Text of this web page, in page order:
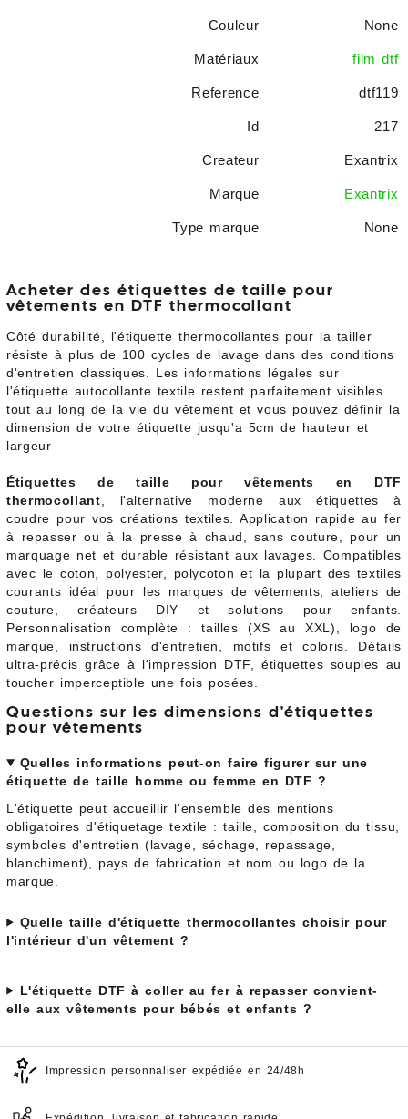
Couleur None
Matériaux film dtf
Reference dtf119
Id 217
Createur Exantrix
Marque Exantrix
Type marque None
Acheter des étiquettes de taille pour
vêtements en DTF thermocollant
Côté durabilité, l'étiquette thermocollantes pour la tailler
résiste à plus de 100 cycles de lavage dans des conditions
d'entretien classiques. Les informations légales sur
l'étiquette autocollante textile restent parfaitement visibles
tout au long de la vie du vêtement et vous pouvez définir la
dimension de votre étiquette jusqu'a 5cm de hauteur et
largeur
Étiquettes de taille pour vêtements en DTF
thermocollant , l'alternative moderne aux étiquettes à
coudre pour vos créations textiles. Application rapide au fer
à repasser ou à la presse à chaud, sans couture, pour un
marquage net et durable résistant aux lavages. Compatibles
avec le coton, polyester, polycoton et la plupart des textiles
courants idéal pour les marques de vêtements, ateliers de
couture, créateurs DIY et solutions pour enfants.
Personnalisation complète : tailles (XS au XXL), logo de
marque, instructions d'entretien, motifs et coloris. Détails
ultra-précis grâce à l'impression DTF, étiquettes souples au
toucher imperceptible une fois posées.
Questions sur les dimensions d'étiquettes
pour vêtements
Quelles informations peut-on faire figurer sur une
étiquette de taille homme ou femme en DTF ?
L'étiquette peut accueillir l'ensemble des mentions
obligatoires d'étiquetage textile : taille, composition du tissu,
symboles d'entretien (lavage, séchage, repassage,
blanchiment), pays de fabrication et nom ou logo de la
marque.
Quelle taille d'étiquette thermocollantes choisir pour
l'intérieur d'un vêtement ?
L'étiquette DTF à coller au fer à repasser convient-
elle aux vêtements pour bébés et enfants ?
Impression personnaliser expédiée en 24/48h